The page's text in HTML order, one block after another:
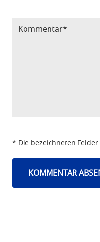
* Die bezeichneten